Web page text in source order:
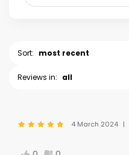
Sort: most recent
Reviews in: all
4 March 2024